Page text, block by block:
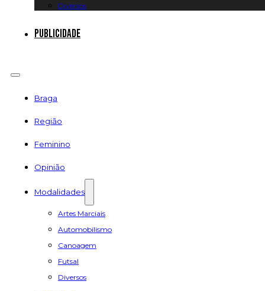
Diversos
Publicidade
Braga
Região
Feminino
Opinião
Modalidades
Artes Marciais
Automobilismo
Canoagem
Futsal
Diversos